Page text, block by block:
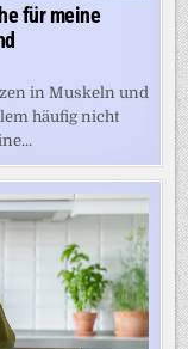
für meine
in Muskeln und
häufig nicht